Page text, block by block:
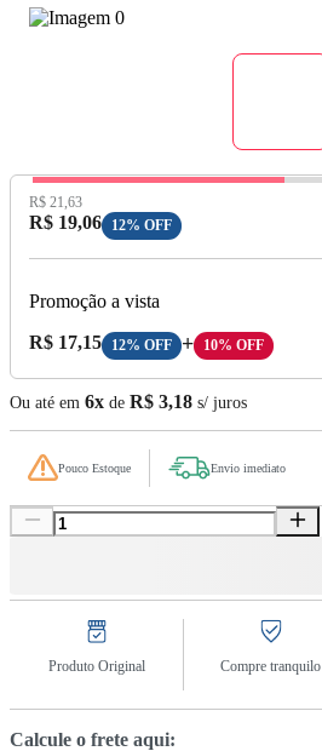
Preço Original:
R$ 21,63
Preço com Desconto:
R$ 19,06 12% OFF
Promoção a vista
Preço A Vista:
R$ 17,15 12% OFF + 10% OFF
Ou até em 6x de R$ 3,18 s/ juros
Pouco Estoque Envio imediato
Produto Original Compre tranquilo
Calcule o frete aqui: